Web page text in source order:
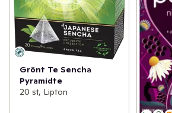
Grönt Te Sencha
Pyramidte
20 st, Lipton